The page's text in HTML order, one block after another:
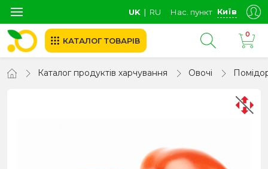
UK ∣ RU Нас. пункт Київ
КАТАЛОГ ТОВАРІВ
0
Каталог продуктів харчування Овочі